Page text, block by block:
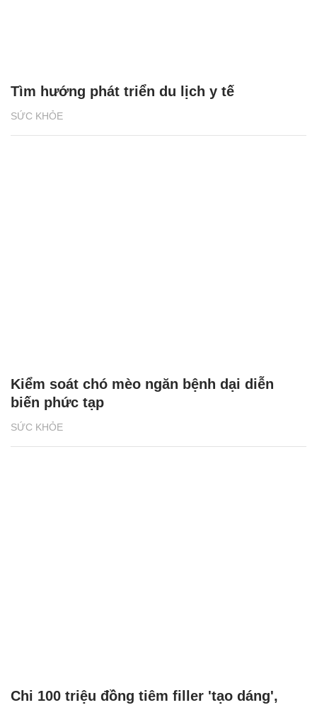
SỨC KHỎE
Tìm hướng phát triển du lịch y tế
SỨC KHỎE
Kiểm soát chó mèo ngăn bệnh dại diễn
biến phức tạp
Chi 100 triệu đồng tiêm filler 'tạo dáng',